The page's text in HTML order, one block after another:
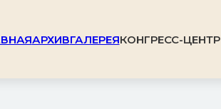
АРХИВГАЛЕРЕЯКОНГРЕСС-ЦЕНТР